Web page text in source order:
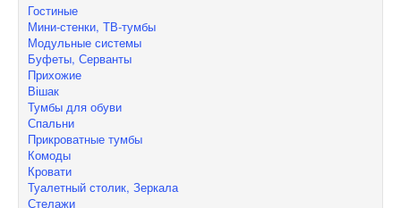
Гостиные
Мини-стенки, ТВ-тумбы
Модульные системы
Буфеты, Серванты
Прихожие
Вішак
Тумбы для обуви
Спальни
Прикроватные тумбы
Комоды
Кровати
Туалетный столик, Зеркала
Стелажи